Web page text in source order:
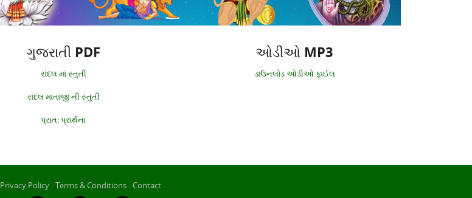
ગુજરાતી PDF
રાંદલ માં સ્તુતી
રાંદલ માતાજી ની સ્તુતી
પ્રાત: પ્રાર્થના
ઓડીઓ MP3
ડાઉનલોડ ઓડીઓ ફાઈલ
Privacy Policy Terms & Conditions Contact